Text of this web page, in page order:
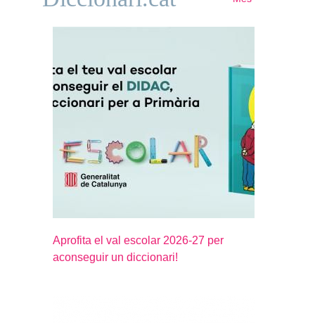
Aprofita el val escolar 2026-27 per
aconseguir un diccionari!